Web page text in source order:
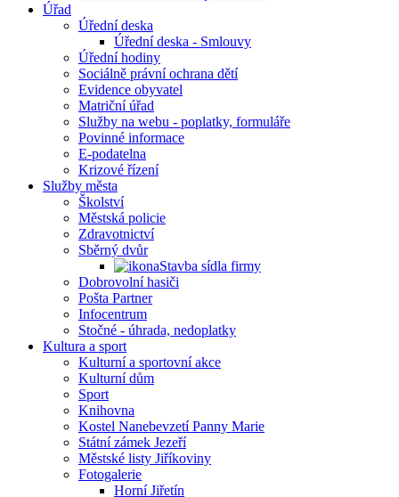
Úřad
Úřední deska
Úřední deska - Smlouvy
Úřední hodiny
Sociálně právní ochrana dětí
Evidence obyvatel
Matriční úřad
Služby na webu - poplatky, formuláře
Povinné informace
E-podatelna
Krizové řízení
Služby města
Školství
Městská policie
Zdravotnictví
Sběrný dvůr
Stavba sídla firmy
Dobrovolní hasiči
Pošta Partner
Infocentrum
Stočné - úhrada, nedoplatky
Kultura a sport
Kulturní a sportovní akce
Kulturní dům
Sport
Knihovna
Kostel Nanebevzetí Panny Marie
Státní zámek Jezeří
Městské listy Jiříkoviny
Fotogalerie
Horní Jiřetín